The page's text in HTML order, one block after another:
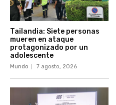
Tailandia: Siete personas
mueren en ataque
protagonizado por un
adolescente
Mundo 7 agosto, 2026